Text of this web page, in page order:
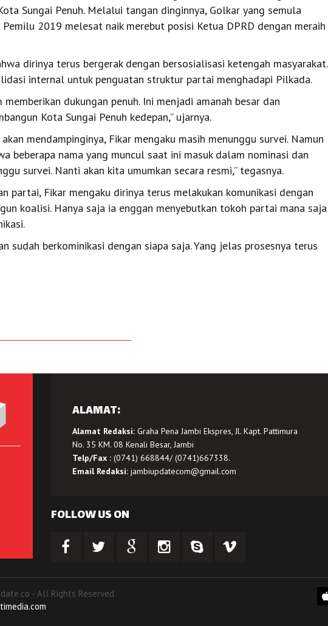
Sungai Penuh. Melalui tangan dinginnya, Golkar yang semula
2019 melesat naik merebut posisi Ketua DPRD dengan meraih
dirinya terus bergerak dengan bersosialisasi ketengah masyarakat.
internal untuk penguatan struktur partai menghadapi Pilkada.
dukungan penuh. Ini menjadi amanah besar dan
Kota Sungai Penuh kedepan,” ujarnya.
mendampinginya, Fikar mengaku masih menunggu survei. Namun
beberapa nama yang muncul saat ini masuk dalam nominasi dan
survei. Nanti akan kita umumkan secara resmi,” tegasnya.
partai, Fikar mengaku dirinya terus melakukan komunikasi dengan
koalisi. Hanya saja ia enggan menyebutkan tokoh partai mana saja
sudah berkominikasi dengan siapa saja. Yang jelas prosesnya terus
ALAMAT:
Alamat Redaksi:Graha Pena Jambi Ekspres, Jl. Kapt. Pattimura
No. 35 KM. 08 Kenali Besar, Jambi
Telp/Fax :(0741) 668844/ (0741)667338.
Email Redaksi: jambiupdatecom@gmail.com
FOLLOW US ON
- All Rights Reserved